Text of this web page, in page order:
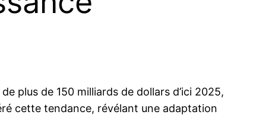
plus de 150 milliards de dollars d’ici 2025,
cette tendance, révélant une adaptation